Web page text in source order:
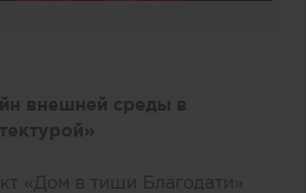
внешней среды в
«Дом в тиши Благодати»